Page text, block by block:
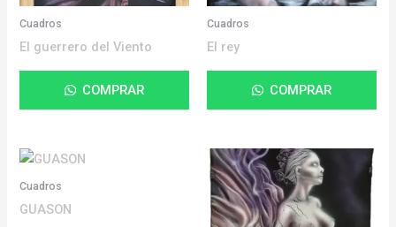
Cuadros
El guerrero del Viento
COMPRAR
Cuadros
El rey
COMPRAR
Cuadros
GUASON